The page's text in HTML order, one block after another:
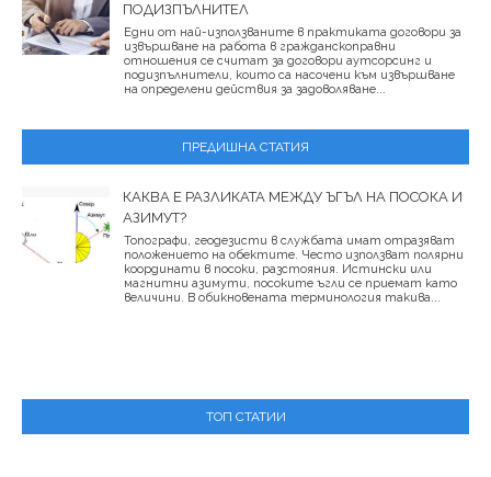
ПОДИЗПЪЛНИТЕЛ
Едни от най-използваните в практиката договори за
извършване на работа в гражданскоправни
отношения се считат за договори аутсорсинг и
подизпълнители, които са насочени към извършване
на определени действия за задоволяване...
ПРЕДИШНА СТАТИЯ
КАКВА Е РАЗЛИКАТА МЕЖДУ ЪГЪЛ НА ПОСОКА И
АЗИМУТ?
Топографи, геодезисти в службата имат отразяват
положението на обектите. Често използват полярни
координати в посоки, разстояния. Истински или
магнитни азимути, посоките ъгли се приемат като
величини. В обикновената терминология такива...
ТОП СТАТИИ